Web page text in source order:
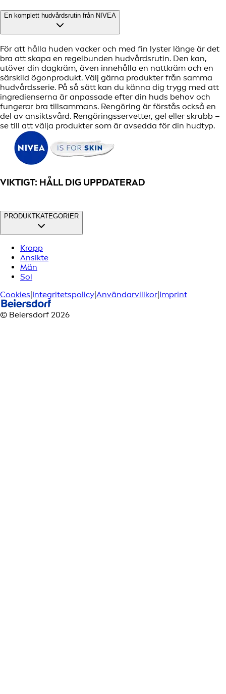
En komplett hudvårdsrutin från NIVEA
För att hålla huden vacker och med fin lyster länge är det
bra att skapa en regelbunden hudvårdsrutin. Den kan,
utöver din dagkräm, även innehålla en nattkräm och en
särskild ögonprodukt. Välj gärna produkter från samma
hudvårdsserie. På så sätt kan du känna dig trygg med att
ingredienserna är anpassade efter din huds behov och
fungerar bra tillsammans. Rengöring är förstås också en
del av ansiktsvård. Rengöringsservetter, gel eller skrubb –
se till att välja produkter som är avsedda för din hudtyp.
VIKTIGT: HÅLL DIG UPPDATERAD
PRODUKTKATEGORIER
Kropp
Ansikte
Män
Sol
Cookies Integritetspolicy Användarvillkor Imprint
© Beiersdorf 2026